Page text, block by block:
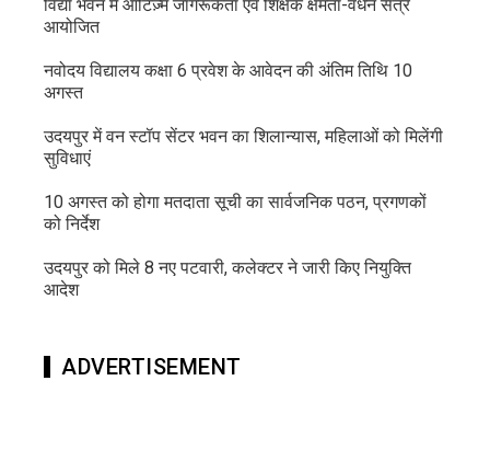
विद्या भवन में ऑटिज़्म जागरूकता एवं शिक्षक क्षमता-वर्धन सत्र
आयोजित
नवोदय विद्यालय कक्षा 6 प्रवेश के आवेदन की अंतिम तिथि 10
अगस्त
उदयपुर में वन स्टॉप सेंटर भवन का शिलान्यास, महिलाओं को मिलेंगी
सुविधाएं
10 अगस्त को होगा मतदाता सूची का सार्वजनिक पठन, प्रगणकों
को निर्देश
उदयपुर को मिले 8 नए पटवारी, कलेक्टर ने जारी किए नियुक्ति
आदेश
ADVERTISEMENT